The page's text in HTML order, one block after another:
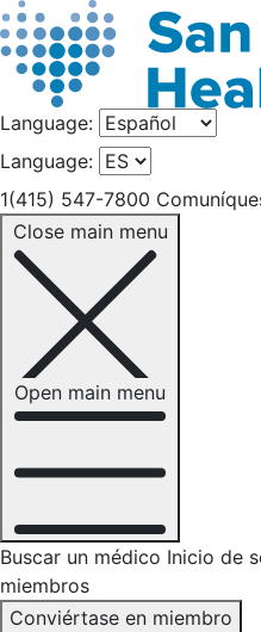
Language:
Language:
1(415) 547-7800
Close main menu
Open main menu
Buscar un médico Inicio de
miembros
Conviértase en miembro